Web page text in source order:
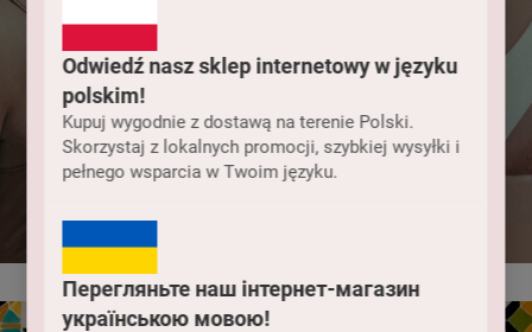
Odwiedź nasz sklep internetowy w języku
polskim!
Kupuj wygodnie z dostawą na terenie Polski.
Skorzystaj z lokalnych promocji, szybkiej wysyłki i
pełnego wsparcia w Twoim języku.
Перегляньте наш інтернет-магазин
українською мовою!
Дамски бански